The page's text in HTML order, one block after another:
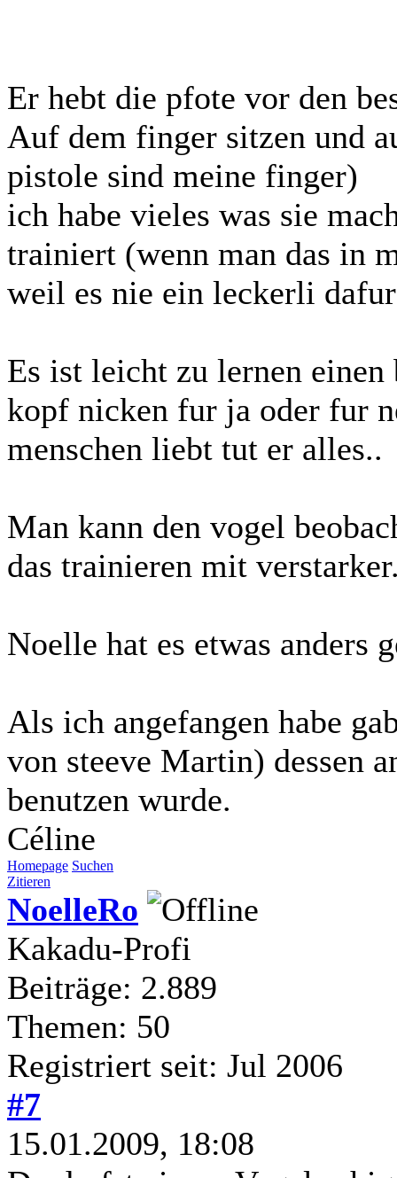
Er hebt die pfote vor den
Auf dem finger sitzen und
pistole sind meine finger)
ich habe vieles was sie
trainiert (wenn man das in
weil es nie ein leckerli
Es ist leicht zu lernen
kopf nicken fur ja oder fur
menschen liebt tut er alles..
Man kann den vogel
das trainieren mit
Noelle hat es etwas anders
Als ich angefangen habe
von steeve Martin) dessen
benutzen wurde.
Céline
Homepage Suchen
Zitieren
NoelleRo
Kakadu-Profi
Beiträge: 2.889
Themen: 50
Registriert seit: Jul 2006
#7
15.01.2009, 18:08